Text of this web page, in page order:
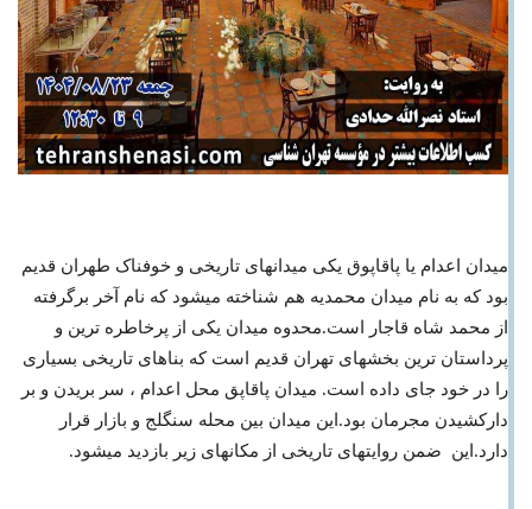
میدان اعدام یا پاقاپوق یکی میدانهای تاریخی و خوفناک طهران قدیم
بود که به نام میدان محمدیه هم شناخته میشود که نام آخر برگرفته
از محمد شاه قاجار است.محدوه میدان یکی از پرخاطره ترین و
پرداستان ترین بخشهای تهران قدیم است که بناهای تاریخی بسیاری
را در خود جای داده است. میدان پاقاپق محل اعدام ، سر بریدن و بر
دارکشیدن مجرمان بود.این میدان بین محله سنگلج و بازار قرار
دارد.این ضمن روایتهای تاریخی از مکانهای زیر بازدید میشود.